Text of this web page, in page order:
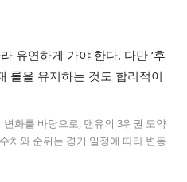
유연하게 가야 한다. 다만 ‘후
롤을 유지하는 것도 합리적이
변화를 바탕으로, 맨유의 3위권 도약
치와 순위는 경기 일정에 따라 변동